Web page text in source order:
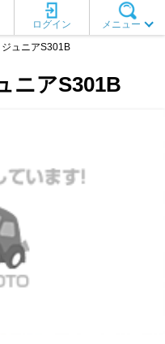
メニュー
ログイン
ュニアS301B
ニアS301B